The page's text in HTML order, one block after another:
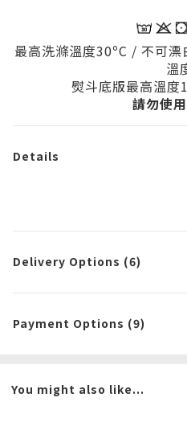
最高洗滌溫度30ºC / 不可
溫
熨斗底版最高溫度
請勿使
Details
Delivery Options (6)
Payment Options (9)
You might also like...